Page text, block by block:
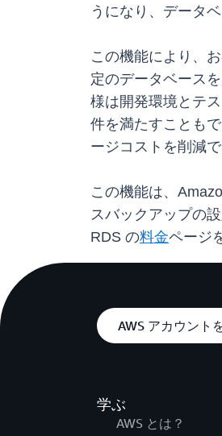
うになり、データ
この機能により、
定のデータベース
様は開発環境とテ
件を満たすことも
ージコストを削減で
この機能は、
スバックアップの
RDS の料金ページ
AWS アカウント
学ぶ
AWS とは？